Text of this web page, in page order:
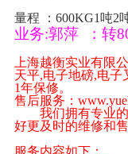
量程
： 600KG1 吨2
业务:郭萍 ： 转
上海越衡实业有限
天平,电子地磅,电子
1年保修。
售后服务：
我们拥有专业的
好更及时的维修和
服务内容如下：